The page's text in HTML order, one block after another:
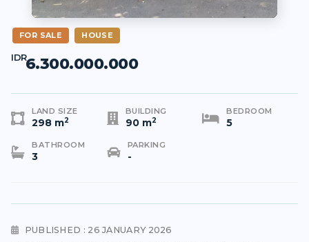
FOR SALE HOUSE
IDR6.300.000.000
LAND SIZE
298 m2
BUILDING
90 m2
BEDROOM
5
BATHROOM
3
PARKING
-
PUBLISHED : 26 JANUARY 2026